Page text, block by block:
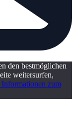
den bestmöglichen
weitersurfen,
Informationen zum